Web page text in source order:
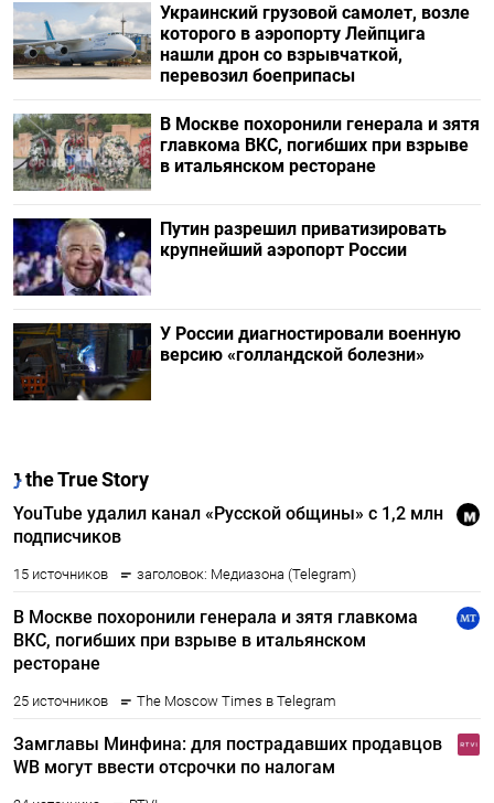
Украинский грузовой самолет, возле
которого в аэропорту Лейпцига
нашли дрон со взрывчаткой,
перевозил боеприпасы
В Москве похоронили генерала и зятя
главкома ВКС, погибших при взрыве
в итальянском ресторане
Путин разрешил приватизировать
крупнейший аэропорт России
У России диагностировали военную
версию «голландской болезни»